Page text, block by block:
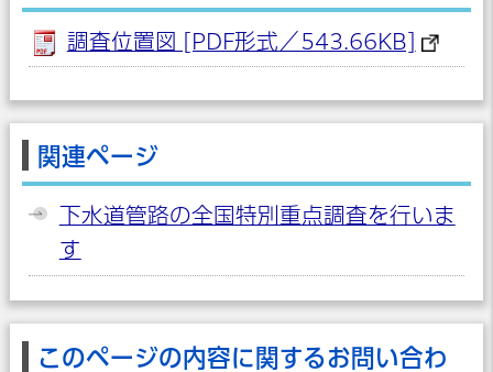
調査位置図 [PDF形式／543.66KB]
関連ページ
下水道管路の全国特別重点調査を行いま
す
このページの内容に関するお問い合わ